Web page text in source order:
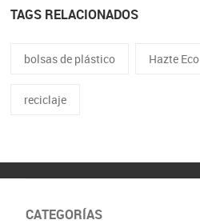
TAGS RELACIONADOS
bolsas de plástico Hazte Eco
reciclaje
CATEGORÍAS